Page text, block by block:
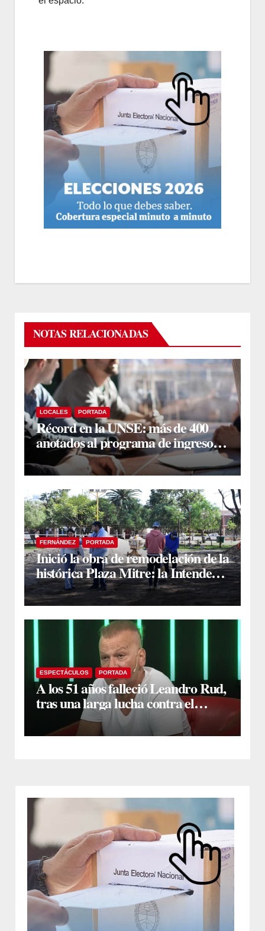
NOTAS RELACIONADAS
LOCALES PORTADA
Récord en la UNSE: más de 400
anotados al programa de ingreso
sin secundario
FERNÁNDEZ PORTADA
Inició la obra de remodelación de la
histórica Plaza Mitre: la Intendente
Yanina Iturre supervisó los
primeros trabajos
ESPECTÁCULOS PORTADA
A los 51 años falleció Leandro Rud,
tras una larga lucha contra el